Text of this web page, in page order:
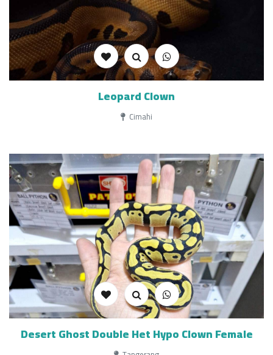
Leopard Clown
Cimahi
Desert Ghost Double Het Hypo Clown Female